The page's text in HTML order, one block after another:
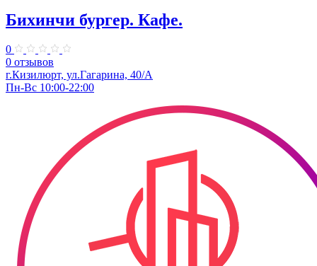
Бихинчи бургер. Кафе.
0
0 отзывов
г.Кизилюрт, ул.Гагарина, 40/А
Пн-Вс 10:00-22:00